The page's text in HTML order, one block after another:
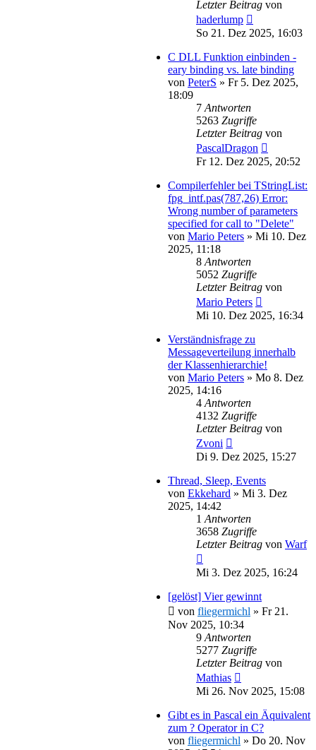
Letzter Beitrag von
haderlump
So 21. Dez 2025, 16:03
C DLL Funktion einbinden -
eary binding vs. late binding
von PeterS » Fr 5. Dez 2025,
18:09
7 Antworten
5263 Zugriffe
Letzter Beitrag von
PascalDragon
Fr 12. Dez 2025, 20:52
Compilerfehler bei TStringList:
fpg_intf.pas(787,26) Error:
Wrong number of parameters
specified for call to "Delete"
von Mario Peters » Mi 10. Dez
2025, 11:18
8 Antworten
5052 Zugriffe
Letzter Beitrag von
Mario Peters
Mi 10. Dez 2025, 16:34
Verständnisfrage zu
Messageverteilung innerhalb
der Klassenhierarchie!
von Mario Peters » Mo 8. Dez
2025, 14:16
4 Antworten
4132 Zugriffe
Letzter Beitrag von
Zvoni
Di 9. Dez 2025, 15:27
Thread, Sleep, Events
von Ekkehard » Mi 3. Dez
2025, 14:42
1 Antworten
3658 Zugriffe
Letzter Beitrag von Warf
Mi 3. Dez 2025, 16:24
[gelöst] Vier gewinnt
von fliegermichl » Fr 21.
Nov 2025, 10:34
9 Antworten
5277 Zugriffe
Letzter Beitrag von
Mathias
Mi 26. Nov 2025, 15:08
Gibt es in Pascal ein Äquivalent
zum ? Operator in C?
von fliegermichl » Do 20. Nov